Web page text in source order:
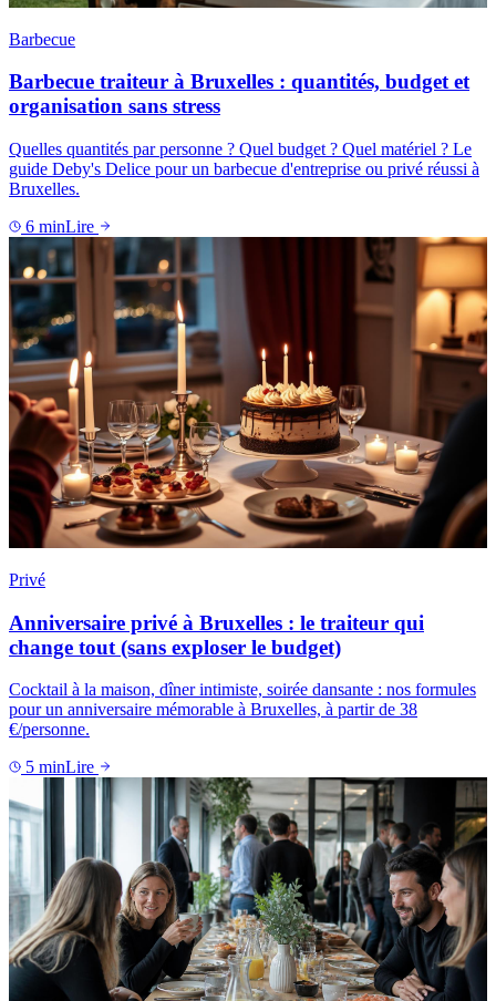
Barbecue
Barbecue traiteur à Bruxelles : quantités, budget et
organisation sans stress
Quelles quantités par personne ? Quel budget ? Quel matériel ? Le
guide Deby's Delice pour un barbecue d'entreprise ou privé réussi à
Bruxelles.
6 minLire
Privé
Anniversaire privé à Bruxelles : le traiteur qui
change tout (sans exploser le budget)
Cocktail à la maison, dîner intimiste, soirée dansante : nos formules
pour un anniversaire mémorable à Bruxelles, à partir de 38
€/personne.
5 minLire